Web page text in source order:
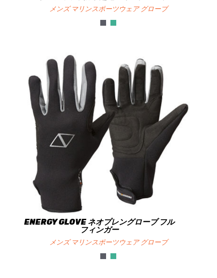
メンズ マリンスポーツウェア グローブ
ENERGY GLOVE ネオプレングローブ フル
フィンガー
メンズ マリンスポーツウェア グローブ